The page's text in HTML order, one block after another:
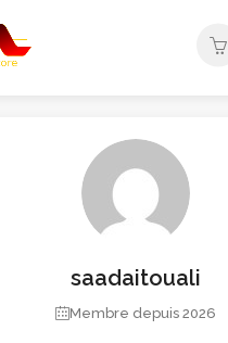
saadaitouali
Membre depuis 2026